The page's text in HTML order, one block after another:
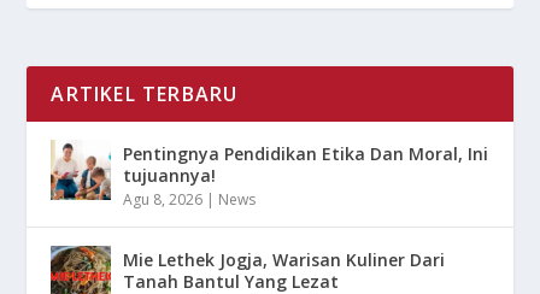
ARTIKEL TERBARU
Pentingnya Pendidikan Etika Dan Moral, Ini
tujuannya!
Agu 8, 2026 | News
Mie Lethek Jogja, Warisan Kuliner Dari
Tanah Bantul Yang Lezat